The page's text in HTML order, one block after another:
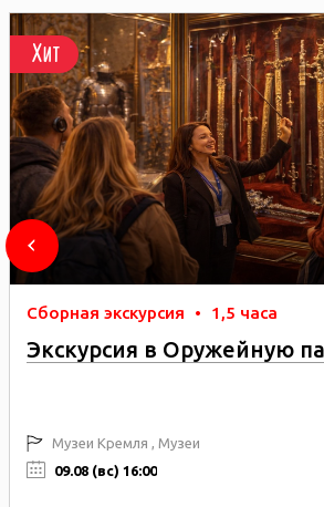
Хит
Сборная экскурсия • 1,5 часа
Экскурсия в Оружейную
Музеи Кремля , Музеи
09.08 (вс) 16:00